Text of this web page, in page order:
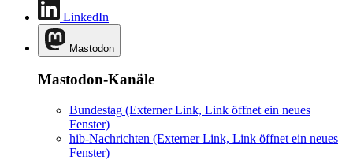
LinkedIn
Mastodon
Mastodon-Kanäle
Bundestag (Externer Link, Link öffnet ein neues
Fenster)
hib-Nachrichten (Externer Link, Link öffnet ein neues
Fenster)